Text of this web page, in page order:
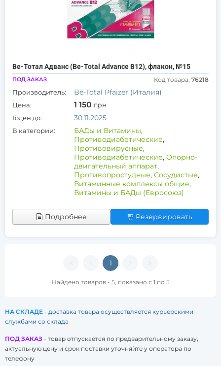
Ве-Тотал Адванс (Be-Total Advance B12), флакон, №15
ПОД ЗАКАЗ Код товара: 76218
Производитель: Be-Total Pfaizer (Италия)
Цена: 1 150 грн
Годен до: 30.11.2025
В категории: БАДы и Витамины,
Противодиабетические,
Противовирусные,
Противодиабетические, Опорно-
двигательный аппарат,
Противопростудные, Сосудистые,
Витаминные комплексы общие,
Витамины и БАДы (Евросоюз)
Подробнее Резервировать
1
Найдено товаров - 5, показано с 1 по 5
НА СКЛАДЕ - доставка товара осуществляется курьерскими
службами со склада
ПОД ЗАКАЗ - товар отпускается по предварительному заказу,
актуальную цену и срок поставки уточняйте у оператора по
телефону